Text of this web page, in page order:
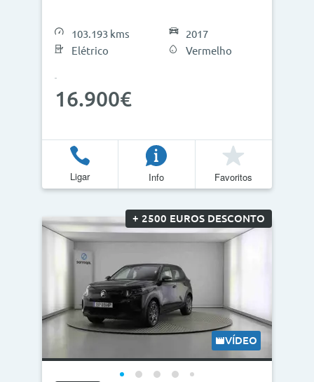
103.193 kms
Elétrico
2017
Vermelho
16.900€
Ligar Info Favoritos
+ 2500 EUROS DESCONTO
VÍDEO